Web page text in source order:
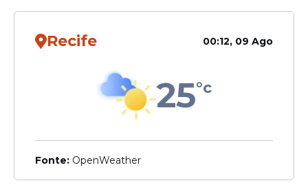
Recife 00:12, 09 Ago
25°c
Fonte: OpenWeather